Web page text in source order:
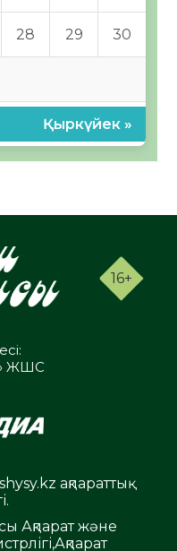
28 29 30
Қыркүйек »
16+
ЖШС
ақпараттық
Ақпарат және